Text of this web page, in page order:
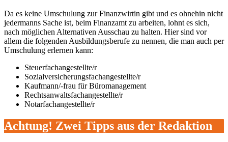
Da es keine Umschulung zur Finanzwirtin gibt und es ohnehin nicht
jedermanns Sache ist, beim Finanzamt zu arbeiten, lohnt es sich,
nach möglichen Alternativen Ausschau zu halten. Hier sind vor
allem die folgenden Ausbildungsberufe zu nennen, die man auch per
Umschulung erlernen kann:
Steuerfachangestellte/r
Sozialversicherungsfachangestellte/r
Kaufmann/-frau für Büromanagement
Rechtsanwaltsfachangestellte/r
Notarfachangestellte/r
Achtung! Zwei Tipps aus der Redaktion